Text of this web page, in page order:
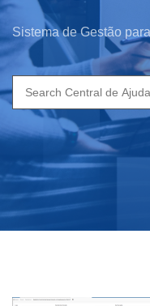
Sistema de Gestão
Search
for: